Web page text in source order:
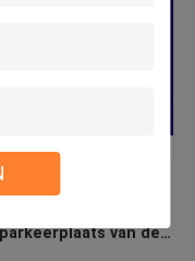
van de